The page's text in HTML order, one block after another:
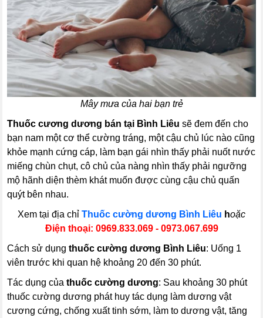
Mây mưa của hai bạn trẻ
Thuốc cương dương bán tại Bình Liêu sẽ đem đến cho
bạn nam một cơ thể cường tráng, một cậu chủ lúc nào cũng
khỏe mạnh cứng cáp, làm bạn gái nhìn thấy phải nuốt nước
miếng chùn chụt, cô chủ của nàng nhìn thấy phải ngưỡng
mộ hãnh diện thèm khát muốn được cùng cậu chủ quấn
quýt bên nhau.
Xem tại địa chỉ Thuốc cường dương Bình Liêu hoặc
Điện thoại: 0969.833.069 - 0973.067.699
Cách sử dụngthuốc cường dương Bình Liêu: Uống 1
viên trước khi quan hệ khoảng 20 đến 30 phút.
Tác dụng củathuốc cường dương: Sau khoảng 30 phút
thuốc cường dương phát huy tác dụng làm dương vật
cương cứng, chống xuất tinh sớm, làm to dương vật, tăng